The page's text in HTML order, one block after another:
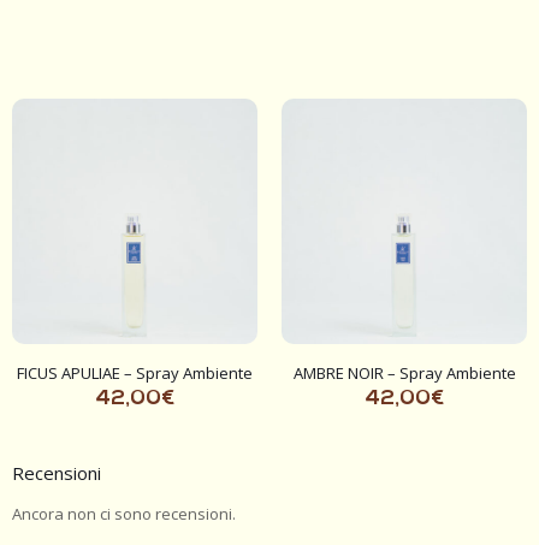
FICUS APULIAE – Spray Ambiente
42,00€
AMBRE NOIR – Spray Ambiente
42,00€
Recensioni
Ancora non ci sono recensioni.